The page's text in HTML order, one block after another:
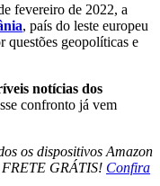
fevereiro de 2022, a
, país do leste europeu
questões geopolíticas e
notícias dos
confronto já vem
os dispositivos Amazon
FRETE GRÁTIS! Confira